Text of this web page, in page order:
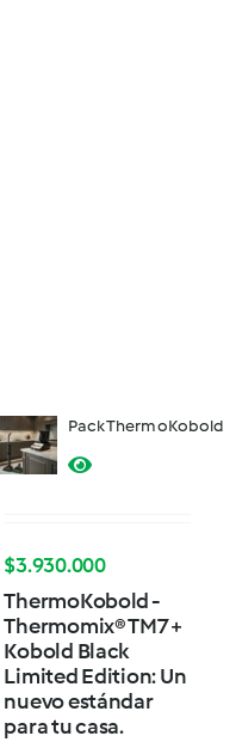
Pack ThermoKobold
$3.930.000
ThermoKobold -
Thermomix® TM7 +
Kobold Black
Limited Edition: Un
nuevo estándar
para tu casa.